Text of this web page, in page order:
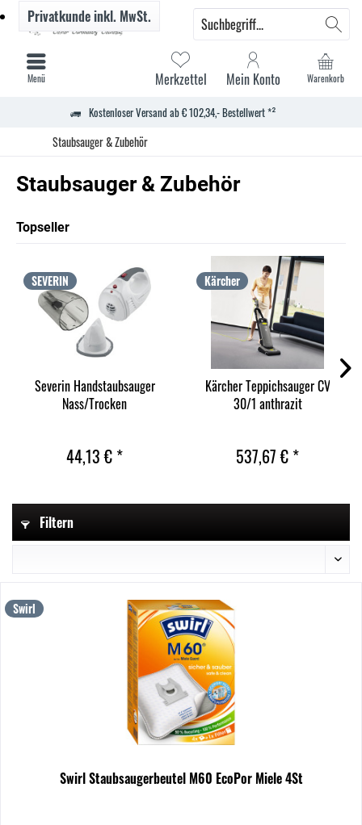
Kostenloser Versand ab € 102,34,- Bestellwert *²
Warenkorb
Merkzettel Mein Konto
Privatkundeinkl. MwSt.
Menü
Staubsauger & Zubehör
Staubsauger & Zubehör
Topseller
SEVERIN
Severin Handstaubsauger
Nass/Trocken
44,13 € *
Kärcher
Kärcher Teppichsauger CV
30/1 anthrazit
537,67 € *
Filtern
Swirl
Swirl Staubsaugerbeutel M60 EcoPor Miele 4St